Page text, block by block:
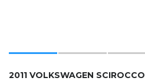
2011 VOLKSWAGEN SCIROCCO